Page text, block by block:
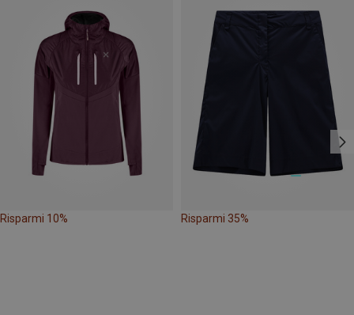
Risparmi 10% Risparmi 35%